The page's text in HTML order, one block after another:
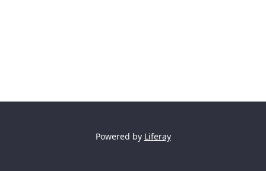
Powered by Liferay